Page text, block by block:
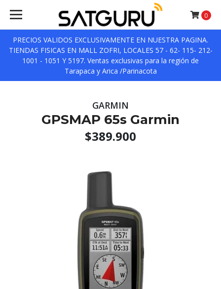
PRECIOS VALIDOS EXCLUSIVAMENTE EN NUESTRA PAGINA.
TIENDAS FISICAS EN MALL ZOFRI, LOCALES 57 - 62- 115- 212-
1001 - 1051 Y 5197. Ventas exclusivas para la región de
Tarapaca y Arica /Parinacota
0
GARMIN
GPSMAP 65s Garmin
$389.900